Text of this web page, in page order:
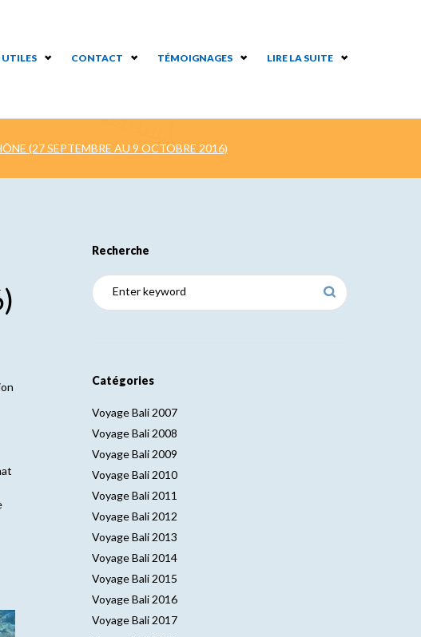
CONTACT TÉMOIGNAGES LIRE LA SUITE
(27 SEPTEMBRE AU 9 OCTOBRE 2016)
Recherche
Catégories
Voyage Bali 2007
Voyage Bali 2008
Voyage Bali 2009
Voyage Bali 2010
Voyage Bali 2011
Voyage Bali 2012
Voyage Bali 2013
Voyage Bali 2014
Voyage Bali 2015
Voyage Bali 2016
Voyage Bali 2017